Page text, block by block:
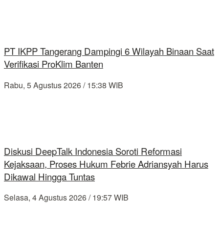
PT IKPP Tangerang Dampingi 6 Wilayah Binaan Saat
Verifikasi ProKlim Banten
Rabu, 5 Agustus 2026 / 15:38 WIB
Diskusi DeepTalk Indonesia Soroti Reformasi
Kejaksaan, Proses Hukum Febrie Adriansyah Harus
Dikawal Hingga Tuntas
Selasa, 4 Agustus 2026 / 19:57 WIB